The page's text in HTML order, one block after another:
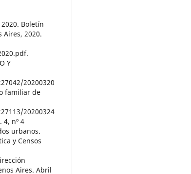
Boletín
Aires, 2020.
Y
20200320
familiar de
20200324
4, nº 4
urbanos.
y Censos
Aires. Abril